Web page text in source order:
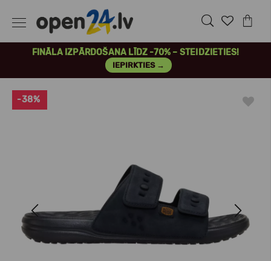
FINĀLA IZPĀRDOŠANA LĪDZ -70% – STEIDZIETIES!
IEPIRKTIES →
Previous Next
-38%